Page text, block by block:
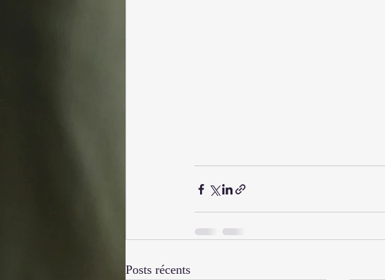
Posts récents